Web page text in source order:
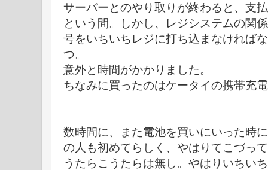
サーバーとのやり取りが終わると、支
という間。しかし、レジシステムの関
号をいちいちレジに打ち込まなければ
つ。
意外と時間がかかりました。
ちなみに買ったのはケータイの携帯充
数時間に、また電池を買いにいった時
の人も初めてらしく、やはりてこづっ
うたらこうたらは無し。やはりいちい